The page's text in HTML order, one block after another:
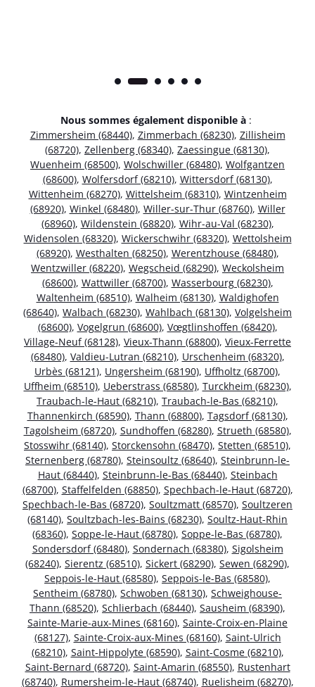
Nous sommes également disponible à :
Zimmersheim (68440), Zimmerbach (68230), Zillisheim
(68720), Zellenberg (68340), Zaessingue (68130),
Wuenheim (68500), Wolschwiller (68480), Wolfgantzen
(68600), Wolfersdorf (68210), Wittersdorf (68130),
Wittenheim (68270), Wittelsheim (68310), Wintzenheim
(68920), Winkel (68480), Willer-sur-Thur (68760), Willer
(68960), Wildenstein (68820), Wihr-au-Val (68230),
Widensolen (68320), Wickerschwihr (68320), Wettolsheim
(68920), Westhalten (68250), Werentzhouse (68480),
Wentzwiller (68220), Wegscheid (68290), Weckolsheim
(68600), Wattwiller (68700), Wasserbourg (68230),
Waltenheim (68510), Walheim (68130), Waldighofen
(68640), Walbach (68230), Wahlbach (68130), Volgelsheim
(68600), Vogelgrun (68600), Vœgtlinshoffen (68420),
Village-Neuf (68128), Vieux-Thann (68800), Vieux-Ferrette
(68480), Valdieu-Lutran (68210), Urschenheim (68320),
Urbès (68121), Ungersheim (68190), Uffholtz (68700),
Uffheim (68510), Ueberstrass (68580), Turckheim (68230),
Traubach-le-Haut (68210), Traubach-le-Bas (68210),
Thannenkirch (68590), Thann (68800), Tagsdorf (68130),
Tagolsheim (68720), Sundhoffen (68280), Strueth (68580),
Stosswihr (68140), Storckensohn (68470), Stetten (68510),
Sternenberg (68780), Steinsoultz (68640), Steinbrunn-le-
Haut (68440), Steinbrunn-le-Bas (68440), Steinbach
(68700), Staffelfelden (68850), Spechbach-le-Haut (68720),
Spechbach-le-Bas (68720), Soultzmatt (68570), Soultzeren
(68140), Soultzbach-les-Bains (68230), Soultz-Haut-Rhin
(68360), Soppe-le-Haut (68780), Soppe-le-Bas (68780),
Sondersdorf (68480), Sondernach (68380), Sigolsheim
(68240), Sierentz (68510), Sickert (68290), Sewen (68290),
Seppois-le-Haut (68580), Seppois-le-Bas (68580),
Sentheim (68780), Schwoben (68130), Schweighouse-
Thann (68520), Schlierbach (68440), Sausheim (68390),
Sainte-Marie-aux-Mines (68160), Sainte-Croix-en-Plaine
(68127), Sainte-Croix-aux-Mines (68160), Saint-Ulrich
(68210), Saint-Hippolyte (68590), Saint-Cosme (68210),
Saint-Bernard (68720), Saint-Amarin (68550), Rustenhart
(68740), Rumersheim-le-Haut (68740), Ruelisheim (68270),